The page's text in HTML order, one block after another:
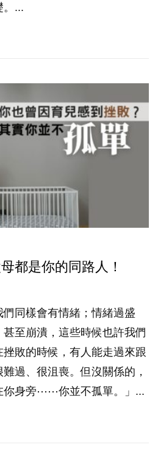
。...
都是你的同路人！
同樣會有情緒；情緒過盛
至崩潰，這些時候也許我們
敗的時候，有人能走過來跟
過、很沮喪。但沒關係的，
你身旁⋯⋯你並不孤單。」...